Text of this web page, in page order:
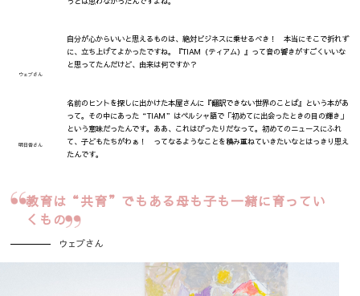
ウェブさん
自分が心からいいと思えるものは、絶対ビジネスに乗せるべき！ 本当にそこで折れず
に、立ち上げてよかったですね。『TIAM（ティアム）』って音の響きがすごくいいな
と思ってたんだけど、由来は何ですか？
明日香さん
名前のヒントを探しに出かけた本屋さんに『翻訳できない世界のことば』という本があ
って。その中にあった“TIAM”はペルシャ語で「初めてに出会ったときの目の輝き」
という意味だったんです。ああ、これはぴったりだなって。初めてのニュースにふれ
て、子どもたちがわぁ！ ってなるようなことを積み重ねていきたいなとはっきり思え
たんです。
教育は“共育”でもある母も子も一緒に育ってい
くもの
ウェブさん